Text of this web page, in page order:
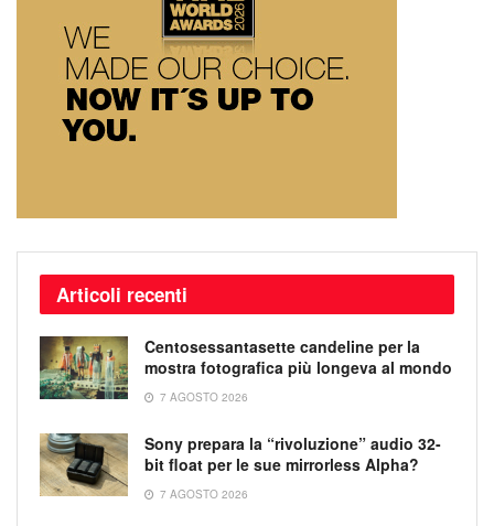
Articoli recenti
Centosessantasette candeline per la
mostra fotografica più longeva al mondo
7 AGOSTO 2026
Sony prepara la “rivoluzione” audio 32-
bit float per le sue mirrorless Alpha?
7 AGOSTO 2026